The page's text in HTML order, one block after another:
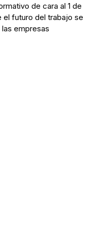
de cara al 1 de
el futuro del trabajo se
empresas